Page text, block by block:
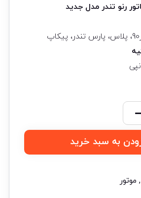
رنو تندر مدل جدید
به سبد خرید
, موتور